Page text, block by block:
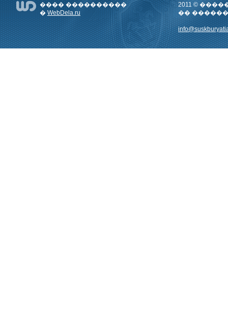
���� ����������
�WebDela.ru
2011 ©
��